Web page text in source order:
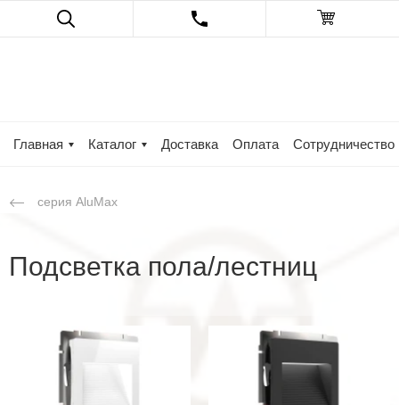
Главная Каталог Доставка Оплата Сотрудничество
серия AluMax
Подсветка пола/лестниц